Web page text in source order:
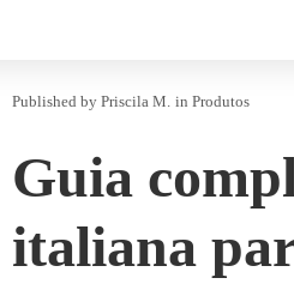
Priscila M. in Produtos
Guia
italiana